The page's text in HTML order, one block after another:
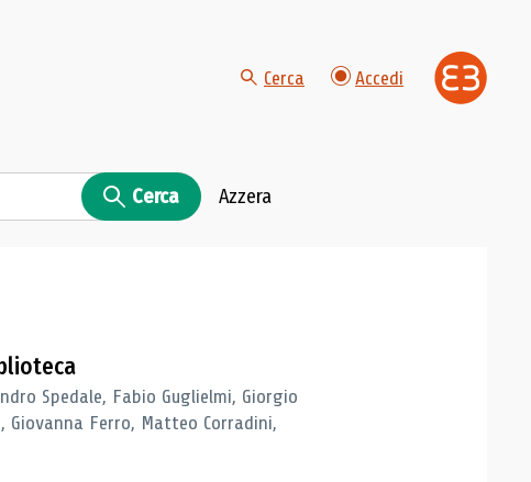
Cerca Accedi
Cerca Azzera
Spedale, Fabio Guglielmi, Giorgio
Giovanna Ferro, Matteo Corradini,